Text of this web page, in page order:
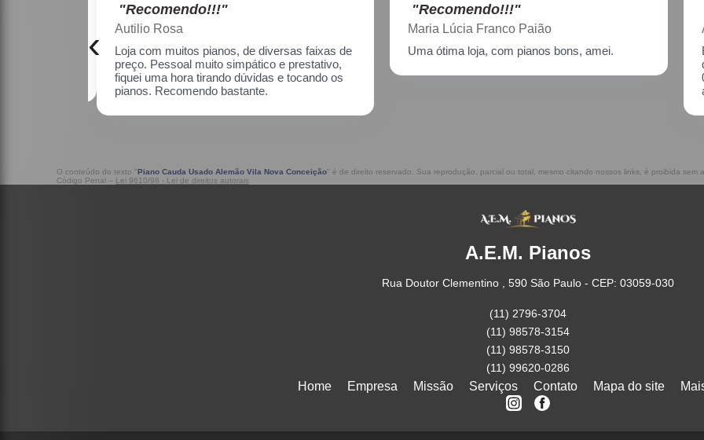
"Recomendo!!!"
Maria Lúcia Franco Paião
Uma ótima loja, com pianos bons, amei.
"Recomendo!!!"
Aline Nagata
Excelente atendimento!! Enviei um piano para
02/2021, incluindo o transporte. Muito
‹
O conteúdo do texto "Piano Cauda Usado Alemão Vila Nova Conceição" é de direito reservado. Sua reprodução, parcial ou total, mesmo citando nossos links, é proibida
Código Penal – Lei 9610/98 - Lei de direitos autorais
A.E.M. Pianos
Rua Doutor Clementino , 590 São Paulo - CEP: 03059-030
(11) 2796-3704
(11) 98578-3154
(11) 98578-3150
(11) 99620-0286
Home Empresa Missão Serviços Contato Mapa do site